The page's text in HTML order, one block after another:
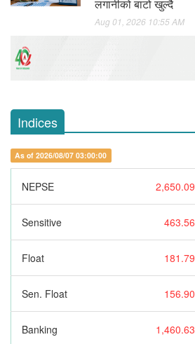
लगानीको बाटो खुल्दै
Aug 01, 2026 10:55 AM
Indices
As of 2026/08/07 03:00:00
NEPSE 2,650.09
Sensitive 463.56
Float 181.79
Sen. Float 156.90
Banking 1,460.63